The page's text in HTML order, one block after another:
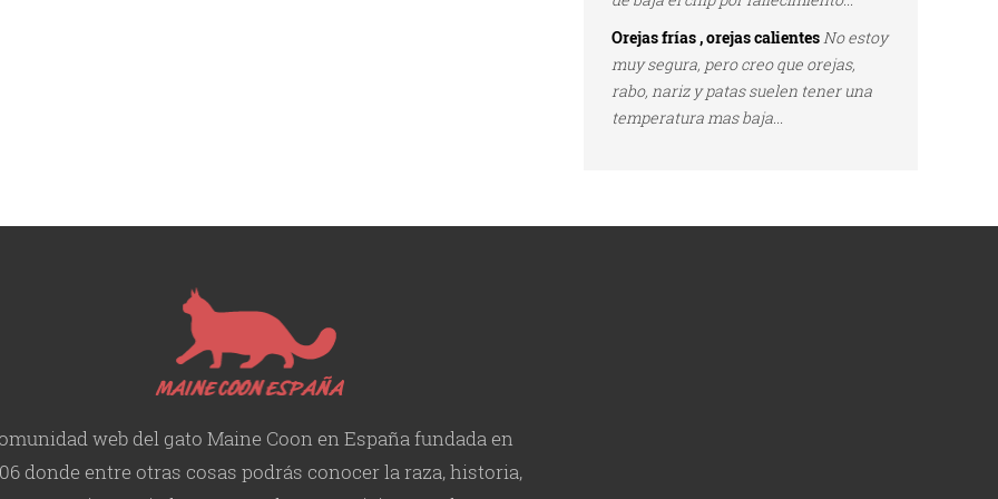
Orejas frías , orejas calientesNo estoy
muy segura, pero creo que orejas,
rabo, nariz y patas suelen tener una
temperatura mas baja...
web del gato Maine Coon en España fundada en
donde entre otras cosas podrás conocer la raza, historia,